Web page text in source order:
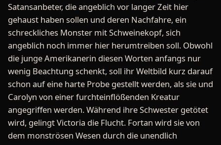
Satansanbeter, die angeblich vor langer Zeit hier
gehaust haben sollen und deren Nachfahre, ein
schreckliches Monster mit Schweinekopf, sich
angeblich noch immer hier herumtreiben soll. Obwohl
die junge Amerikanerin diesen Worten anfangs nur
wenig Beachtung schenkt, soll ihr Weltbild kurz darauf
schon auf eine harte Probe gestellt werden, als sie und
Carolyn von einer furchteinflößenden Kreatur
angegriffen werden. Während ihre Schwester getötet
wird, gelingt Victoria die Flucht. Fortan wird sie von
dem monströsen Wesen durch die unendlich